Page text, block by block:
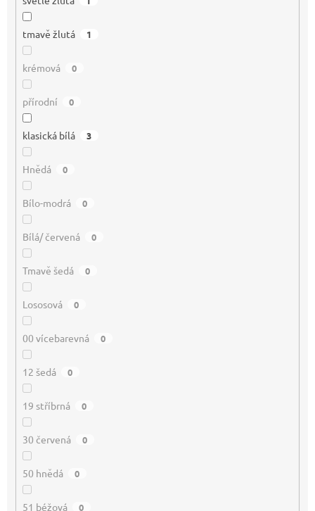
tmavě žlutá 1
krémová 0
přírodní 0
klasická bílá 3
Hnědá 0
Bílo-modrá 0
Bílá/ červená 0
Tmavě šedá 0
Lososová 0
00 vícebarevná 0
12 šedá 0
19 stříbrná 0
30 červená 0
50 hnědá 0
51 béžová 0